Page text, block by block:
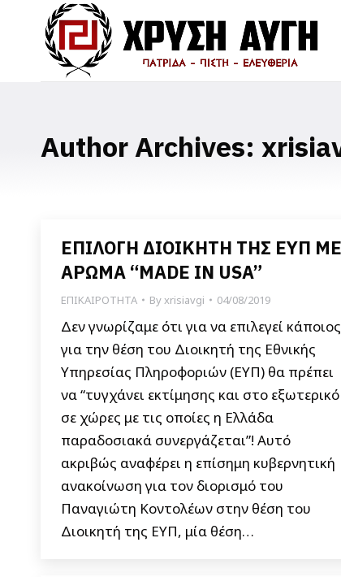
Author Archives:
ΕΠΙΛΟΓΗ ΔΙΟΙΚΗΤΗ ΤΗΣ ΕΥΠ ΜΕ
ΑΡΩΜΑ “MADE IN USA”
ΕΠΙΚΑΙΡΟΤΗΤΑ Byxrisiavgi 04/08/2019
Δεν γνωρίζαμε ότι για να επιλεγεί κάποιος
για την θέση του Διοικητή της Εθνικής
Υπηρεσίας Πληροφοριών (ΕΥΠ) θα πρέπει
να “τυγχάνει εκτίμησης και στο εξωτερικό
σε χώρες με τις οποίες η Ελλάδα
παραδοσιακά συνεργάζεται”! Αυτό
ακριβώς αναφέρει η επίσημη κυβερνητική
ανακοίνωση για τον διορισμό του
Παναγιώτη Κοντολέων στην θέση του
Διοικητή της ΕΥΠ, μία θέση…